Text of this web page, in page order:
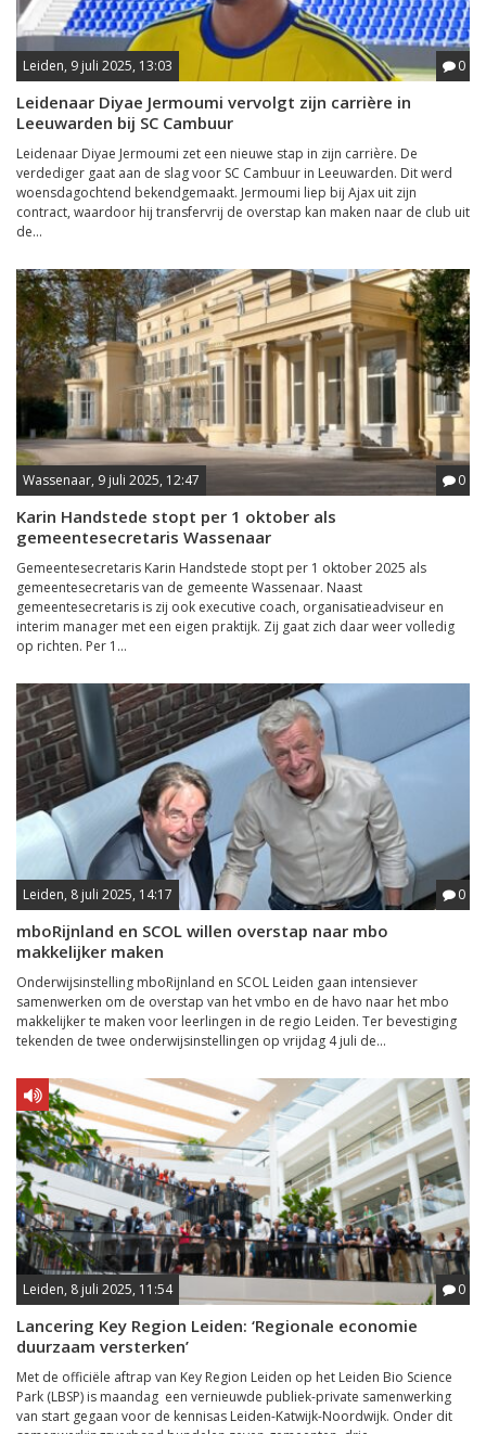
Leiden, 9 juli 2025, 13:03 0
Leidenaar Diyae Jermoumi vervolgt zijn carrière in
Leeuwarden bij SC Cambuur
Leidenaar Diyae Jermoumi zet een nieuwe stap in zijn carrière. De
verdediger gaat aan de slag voor SC Cambuur in Leeuwarden. Dit werd
woensdagochtend bekendgemaakt. Jermoumi liep bij Ajax uit zijn
contract, waardoor hij transfervrij de overstap kan maken naar de club uit
de...
Wassenaar, 9 juli 2025, 12:47 0
Karin Handstede stopt per 1 oktober als
gemeentesecretaris Wassenaar
Gemeentesecretaris Karin Handstede stopt per 1 oktober 2025 als
gemeentesecretaris van de gemeente Wassenaar. Naast
gemeentesecretaris is zij ook executive coach, organisatieadviseur en
interim manager met een eigen praktijk. Zij gaat zich daar weer volledig
op richten. Per 1...
Leiden, 8 juli 2025, 14:17 0
mboRijnland en SCOL willen overstap naar mbo
makkelijker maken
Onderwijsinstelling mboRijnland en SCOL Leiden gaan intensiever
samenwerken om de overstap van het vmbo en de havo naar het mbo
makkelijker te maken voor leerlingen in de regio Leiden. Ter bevestiging
tekenden de twee onderwijsinstellingen op vrijdag 4 juli de...
Leiden, 8 juli 2025, 11:54 0
Lancering Key Region Leiden: ‘Regionale economie
duurzaam versterken’
Met de officiële aftrap van Key Region Leiden op het Leiden Bio Science
Park (LBSP) is maandag een vernieuwde publiek-private samenwerking
van start gegaan voor de kennisas Leiden-Katwijk-Noordwijk. Onder dit